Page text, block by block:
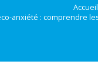
Accueil
anxiété : comprendre